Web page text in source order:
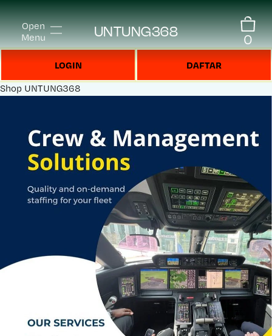
Open
Menu
UNTUNG368 0
LOGIN DAFTAR
Shop UNTUNG368